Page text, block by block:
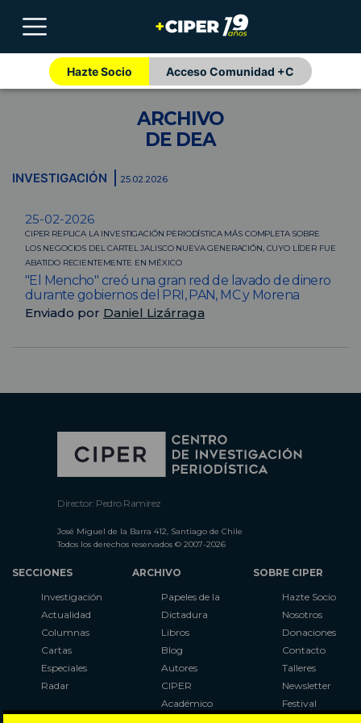
Hazte Socio Acceso Comunidad +C
ARCHIVO
DE DEA
INVESTIGACIÓN 25.02.2026
25-02-2026
CIPER REPLICA LA INVESTIGACIÓN PERIODÍSTICA MÁS COMPLETA SOBRE
LOS NEGOCIOS DEL CARTEL JALISCO NUEVA GENERACIÓN, CUYO LÍDER FUE
ABATIDO RECIENTEMENTE EN MÉXICO
"El Mencho" creó una gran red de lavado de dinero
durante gobiernos del PRI, PAN, MC y Morena
Enviado por Daniel Lizárraga
Director: Pedro Ramírez
José Miguel de la Barra 412, Santiago de Chile
Todos los derechos reservados © 2007-2026
SECCIONES
Investigación
Actualidad
Columnas
Cartas
Especiales
Radar
ARCHIVO
Papeles de la
Dictadura
Libros
Blog
Autores
CIPER
Académico
SOBRE CIPER
Hazte Socio
Nosotros
Donaciones
Contacto
Talleres
Newsletter
Festival